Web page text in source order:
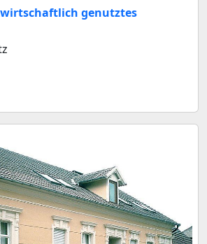
genutztes